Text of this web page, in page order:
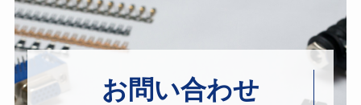
お問い合わせ